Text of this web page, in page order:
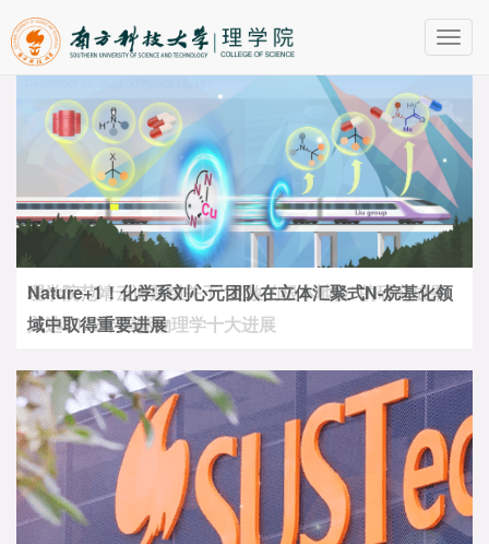
Nature+1！化学系刘心元团队在立体汇聚式N-烷基化领
域中取得重要进展